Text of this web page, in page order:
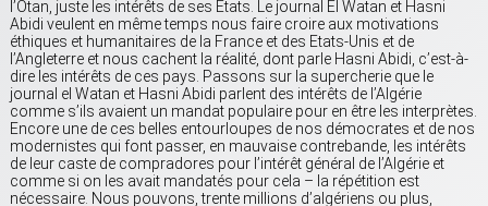
l’Otan, juste les intérêts de ses Etats. Le journal El Watan et Hasni
Abidi veulent en même temps nous faire croire aux motivations
éthiques et humanitaires de la France et des Etats-Unis et de
l’Angleterre et nous cachent la réalité, dont parle Hasni Abidi, c’est-à-
dire les intérêts de ces pays. Passons sur la supercherie que le
journal el Watan et Hasni Abidi parlent des intérêts de l’Algérie
comme s’ils avaient un mandat populaire pour en être les interprètes.
Encore une de ces belles entourloupes de nos démocrates et de nos
modernistes qui font passer, en mauvaise contrebande, les intérêts
de leur caste de compradores pour l’intérêt général de l’Algérie et
comme si on les avait mandatés pour cela – la répétition est
nécessaire. Nous pouvons, trente millions d’algériens ou plus,